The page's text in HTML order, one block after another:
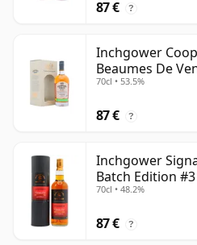
87 € ?
Inchgower
Beaumes De
años
70cl • 53.5%
87 € ?
Inchgower
Batch Edition
años
70cl • 48.2%
87 € ?